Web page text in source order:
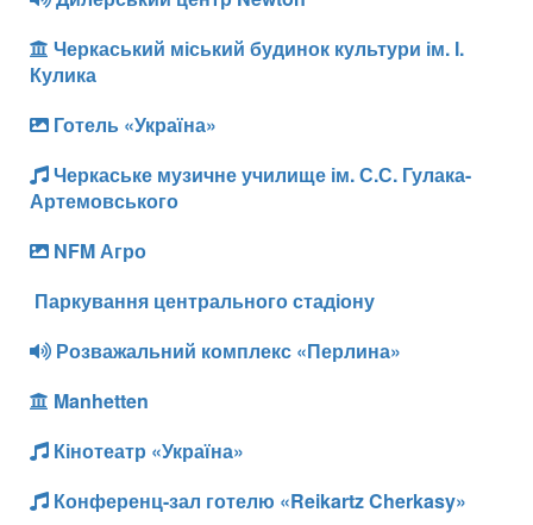
Черкаський міський будинок культури ім. І.
Кулика
Готель «Україна»
Черкаське музичне училище ім. С.С. Гулака-
Артемовського
NFM Агро
Паркування центрального стадіону
Розважальний комплекс «Перлина»
Manhetten
Кінотеатр «Україна»
Конференц-зал готелю «Reikartz Cherkasy»